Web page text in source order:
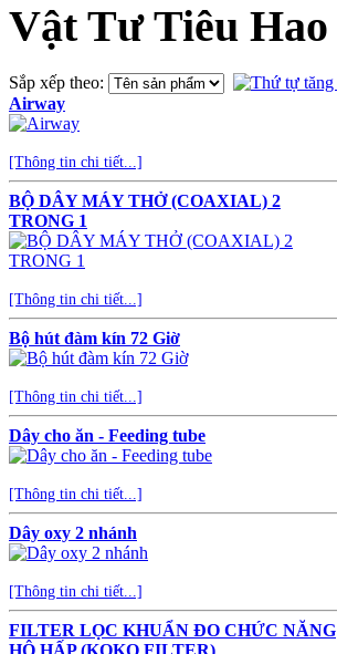
Vật Tư Tiêu Hao
Sắp xếp theo:
Airway
[Thông tin chi tiết...]
BỘ DÂY MÁY THỞ (COAXIAL) 2
TRONG 1
[Thông tin chi tiết...]
Bộ hút đàm kín 72 Giờ
[Thông tin chi tiết...]
Dây cho ăn - Feeding tube
[Thông tin chi tiết...]
Dây oxy 2 nhánh
[Thông tin chi tiết...]
FILTER LỌC KHUẨN ĐO CHỨC NĂNG